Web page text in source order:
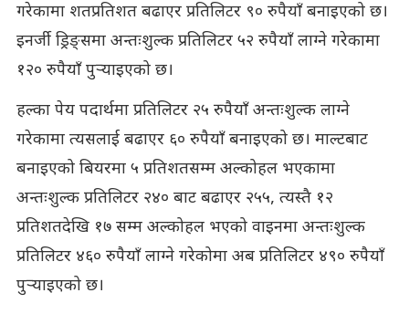
गरेकामा शतप्रतिशत बढाएर प्रतिलिटर ९० रुपैयाँ बनाइएको छ।
इनर्जी ड्रिङ्समा अन्तःशुल्क प्रतिलिटर ५२ रुपैयाँ लाग्ने गरेकामा
१२० रुपैयाँ पुर्‍याइएको छ।
हल्का पेय पदार्थमा प्रतिलिटर २५ रुपैयाँ अन्तःशुल्क लाग्ने
गरेकामा त्यसलाई बढाएर ६० रुपैयाँ बनाइएको छ। माल्टबाट
बनाइएको बियरमा ५ प्रतिशतसम्म अल्कोहल भएकामा
अन्तःशुल्क प्रतिलिटर २४० बाट बढाएर २५५, त्यस्तै १२
प्रतिशतदेखि १७ सम्म अल्कोहल भएको वाइनमा अन्तःशुल्क
प्रतिलिटर ४६० रुपैयाँ लाग्ने गरेकोमा अब प्रतिलिटर ४९० रुपैयाँ
पुर्‍याइएको छ।